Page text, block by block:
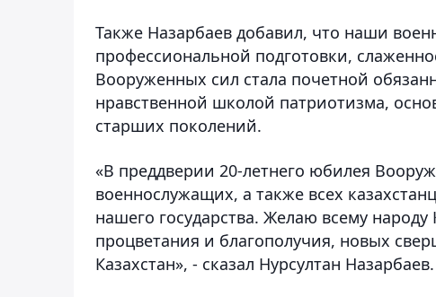
Также Назарбаев добавил, что наши
профессиональной подготовки,
Вооруженных сил стала почетной
нравственной школой патриотизма,
старших поколений.
«В преддверии 20-летнего юбилея
военнослужащих, а также всех
нашего государства. Желаю всему
процветания и благополучия, новых
Казахстан», - сказал Нурсултан Назарбаев.